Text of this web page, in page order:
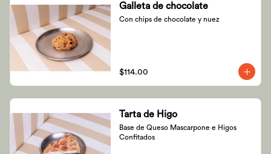
Galleta de chocolate
Con chips de chocolate y nuez
$114.00
Tarta de Higo
Base de Queso Mascarpone e Higos
Confitados